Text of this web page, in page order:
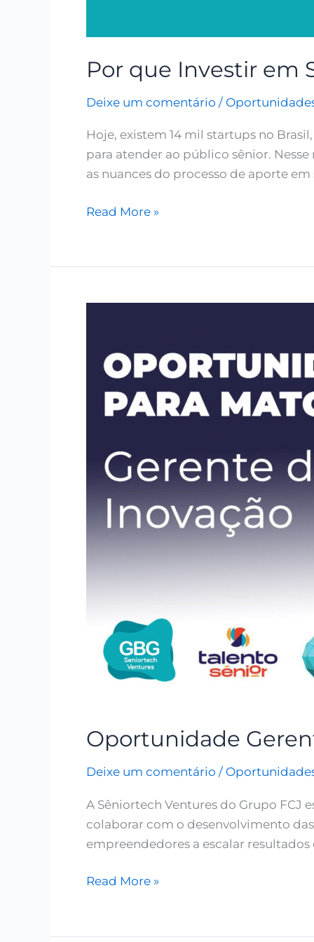
Por que Investir em
Deixe um comentário /
Hoje, existem 14 mil startups no
para atender ao público sênior.
as nuances do processo de aporte
Read More »
Oportunidade
Deixe um comentário /
A Sêniortech Ventures do Grupo FCJ
colaborar com o desenvolvimento
empreendedores a escalar
Inovação
Talento
Read More »